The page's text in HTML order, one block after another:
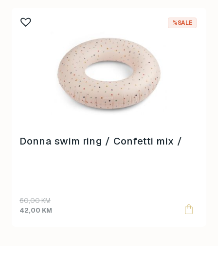
%SALE
Donna swim ring / Confetti mix /
60,00KM
Original
price
42,00 KM
Current
price